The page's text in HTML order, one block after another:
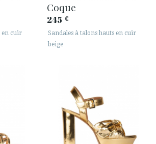
en cuir
Coque
245 €
Sandales à talons hauts en cuir
beige